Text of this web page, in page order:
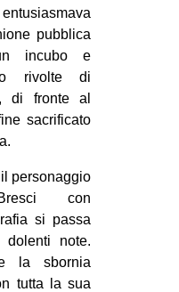
pubblica
incubo e
rivolte di
di fronte al
sacrificato
personaggio
con
si passa
note.
la sbornia
tutta la sua